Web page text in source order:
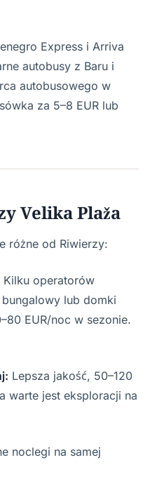
Express i Arriva
autobusy z Baru i
autobusowego w
za 5–8 EUR lub
Velika Plaža
różne od Riwierzy:
Kilku operatorów
lub domki
EUR/noc w sezonie.
Lepsza jakość, 50–120
warte jest eksploracji na
noclegi na samej